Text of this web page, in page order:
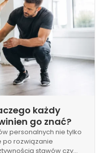
każdy
go znać?
personalnych nie tylko
po rozwiązanie
stawów czy…